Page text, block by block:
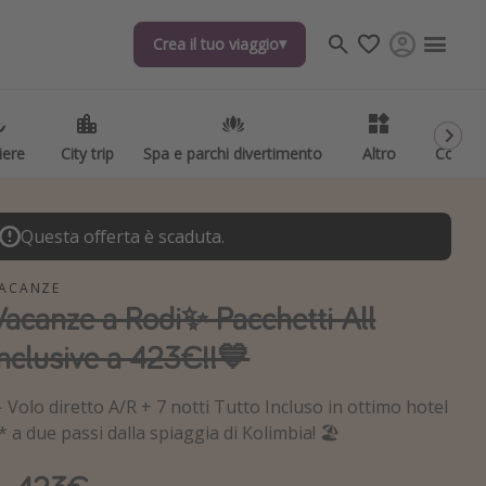
Crea il tuo viaggio
City trip Spa e parchi divertimento Altro Codici
Questa offerta è scaduta.
a Rodi✨ Pacchetti All
a 423€!!💙
Volo diretto A/R + 7 notti Tutto Incluso in ottimo hotel
a due passi dalla spiaggia di Kolimbia! 🏖️